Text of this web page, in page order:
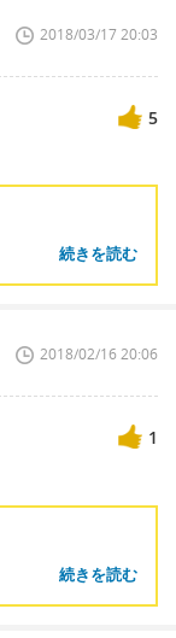
2018/03/17 20:03
5
続きを読む
2018/02/16 20:06
1
続きを読む